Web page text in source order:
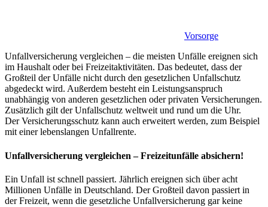
Vorsorge
Unfallversicherung vergleichen – die meisten Unfälle ereignen sich
im Haushalt oder bei Freizeitaktivitäten. Das bedeutet, dass der
Großteil der Unfälle nicht durch den gesetzlichen Unfallschutz
abgedeckt wird. Außerdem besteht ein Leistungsanspruch
unabhängig von anderen gesetzlichen oder privaten Versicherungen.
Zusätzlich gilt der Unfallschutz weltweit und rund um die Uhr.
Der Versicherungsschutz kann auch erweitert werden, zum Beispiel
mit einer lebenslangen Unfallrente.
Unfallversicherung vergleichen – Freizeitunfälle absichern!
Ein Unfall ist schnell passiert. Jährlich ereignen sich über acht
Millionen Unfälle in Deutschland. Der Großteil davon passiert in
der Freizeit, wenn die gesetzliche Unfallversicherung gar keine